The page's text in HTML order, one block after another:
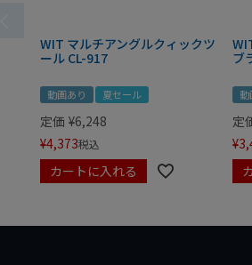
WIT マルチアングルクィックツ
ール CL-917
動画あり 夏セール
定価 ¥6,248
¥4,373税込
カートに入れる
ブ
定
¥